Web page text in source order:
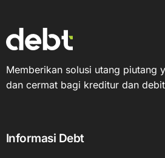
Memberikan solusi utang piutang
dan cermat bagi kreditur dan
Informasi Debt